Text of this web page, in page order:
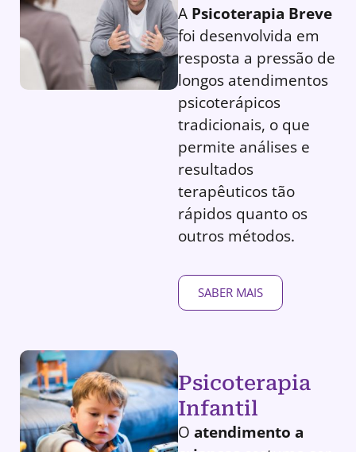
A Psicoterapia Breve
foi desenvolvida em
resposta a pressão de
longos atendimentos
psicoterápicos
tradicionais, o que
permite análises e
resultados
terapêuticos tão
rápidos quanto os
outros métodos.
SABER MAIS
Psicoterapia
Infantil
O atendimento a